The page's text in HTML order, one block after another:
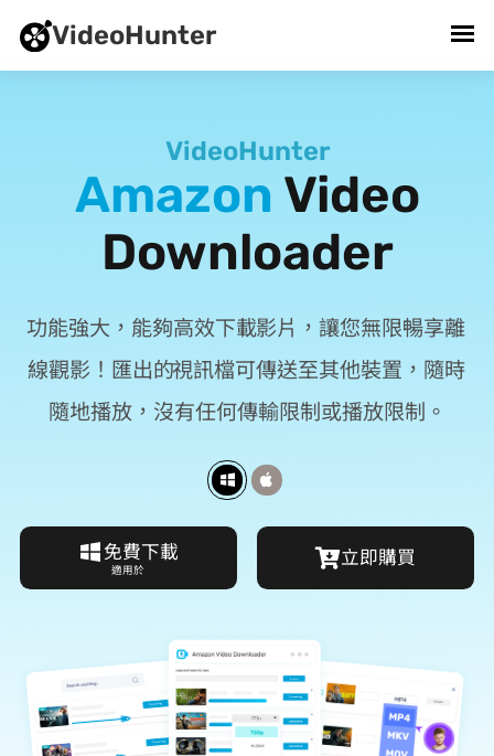
VideoHunter
VideoHunter
Amazon Video
Downloader
VideoHunter Amazon Video Downloader 功能強大，能夠高效下載 Prime Video 影片，讓您無限暢享離
線觀影！ 匯出的 1080P MP4/MKV/MOV 視訊檔可傳送至其他裝置，隨時
隨地播放，沒有任何傳輸限制或播放限制。
免費下載
適用於 Windows 11/10/8/7
立即購買